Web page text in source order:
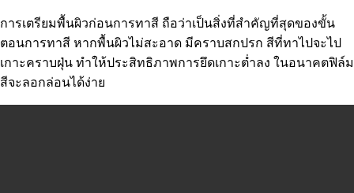
การเตรียมพื้นผิวก่อนการทาสี ถือว่าเป็นสิ่งที่สำคัญที่สุดของขั้น
ตอนการทาสี หากพื้นผิวไม่สะอาด มีคราบสกปรก สีที่ทาไปจะไป
เกาะคราบฝุ่น ทำให้ประสิทธิภาพการยึดเกาะต่ำลง ในอนาคตฟิล์ม
สีจะลอกล่อนได้ง่าย